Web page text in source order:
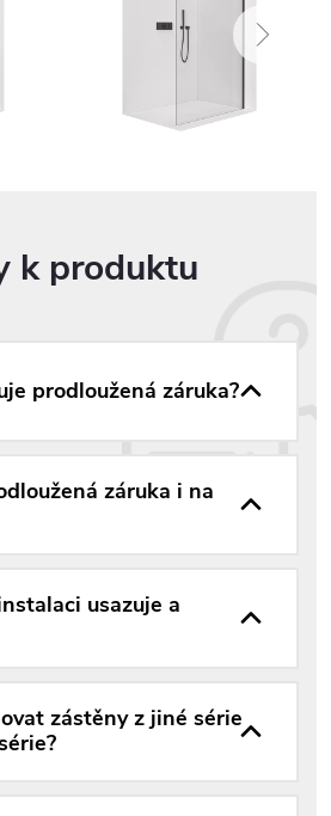
k produktu
prodloužená záruka?
záruka i na
usazuje a
zástěny z jiné série